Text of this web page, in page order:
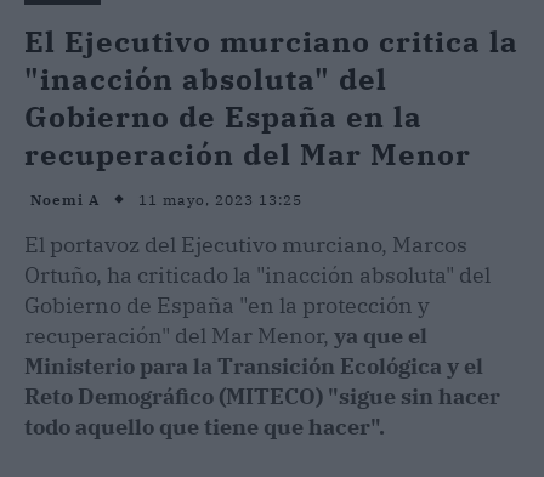
El Ejecutivo murciano critica la
"inacción absoluta" del
Gobierno de España en la
recuperación del Mar Menor
Noemi A 11 mayo, 2023 13:25
El portavoz del Ejecutivo murciano, Marcos
Ortuño, ha criticado la "inacción absoluta" del
Gobierno de España "en la protección y
recuperación" del Mar Menor, ya que el
Ministerio para la Transición Ecológica y el
Reto Demográfico (MITECO) "sigue sin hacer
todo aquello que tiene que hacer".